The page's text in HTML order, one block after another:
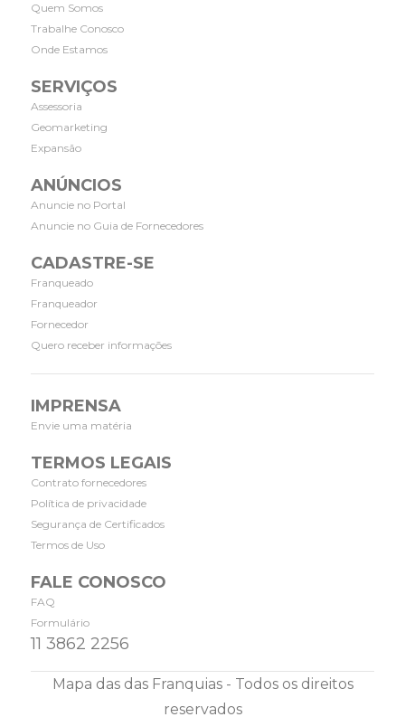
Quem Somos
Trabalhe Conosco
Onde Estamos
SERVIÇOS
Assessoria
Geomarketing
Expansão
ANÚNCIOS
Anuncie no Portal
Anuncie no Guia de Fornecedores
CADASTRE-SE
Franqueado
Franqueador
Fornecedor
Quero receber informações
IMPRENSA
Envie uma matéria
TERMOS LEGAIS
Contrato fornecedores
Política de privacidade
Segurança de Certificados
Termos de Uso
FALE CONOSCO
FAQ
Formulário
11 3862 2256
Mapa das das Franquias - Todos os direitos
reservados